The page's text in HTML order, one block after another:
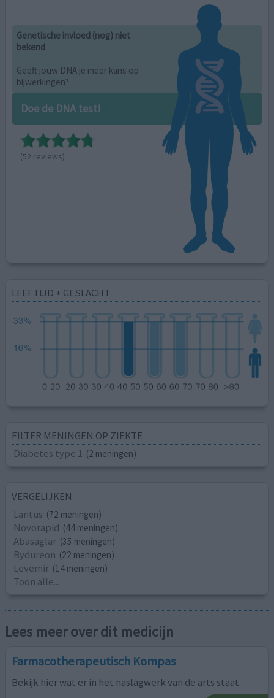
Genetische invloed (nog) niet
bekend
Geeft jouw DNA je meer kans op
bijwerkingen?
Doe de DNA test!
(52 reviews)
LEEFTIJD + GESLACHT
FILTER MENINGEN OP ZIEKTE
Diabetes type 1 (2 meningen)
VERGELIJKEN
Lantus (72 meningen)
Novorapid (44 meningen)
Abasaglar (35 meningen)
Bydureon (22 meningen)
Levemir (14 meningen)
Toon alle...
Lees meer over dit medicijn
Farmacotherapeutisch Kompas
Bekijk hier wat er in het naslagwerk van de arts staat